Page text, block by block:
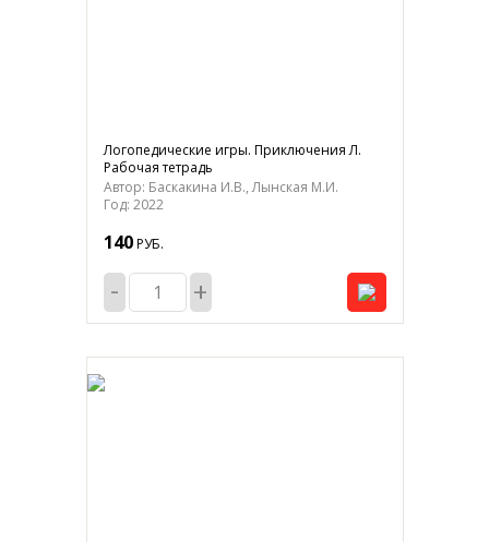
Логопедические игры. Приключения Л.
Рабочая тетрадь
Автор: Баскакина И.В., Лынская М.И.
Год: 2022
140РУБ.
- +